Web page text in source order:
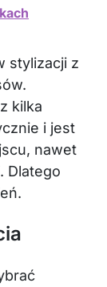
stylizacji z
kilka
i jest
nawet
Dlatego